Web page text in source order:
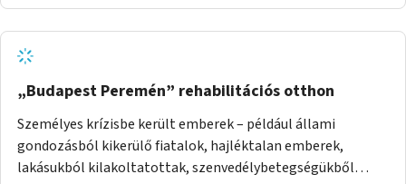
„Budapest Peremén” rehabilitációs otthon
Személyes krízisbe került emberek – például állami
gondozásból kikerülő fiatalok, hajléktalan emberek,
lakásukból kilakoltatottak, szenvedélybetegségükből